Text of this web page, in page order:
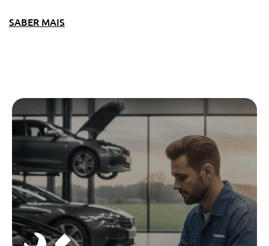
SABER MAIS